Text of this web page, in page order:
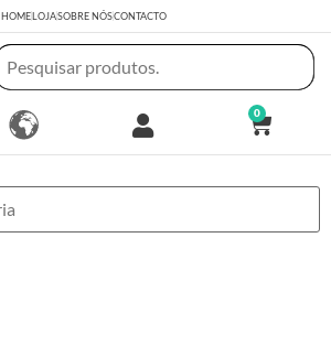
HOMELOJASOBRE NÓSCONTACTO
0